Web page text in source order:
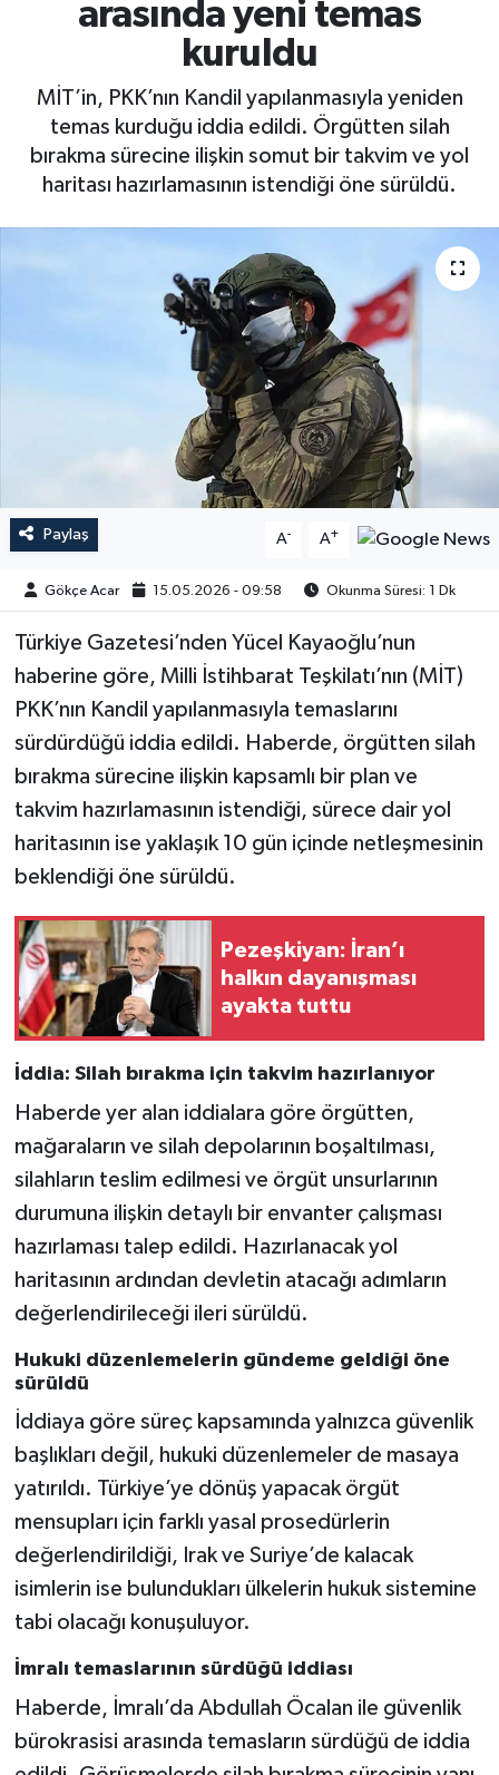
arasında yeni temas
kuruldu
MİT’in, PKK’nın Kandil yapılanmasıyla yeniden
temas kurduğu iddia edildi. Örgütten silah
bırakma sürecine ilişkin somut bir takvim ve yol
haritası hazırlamasının istendiği öne sürüldü.
Paylaş A- A+
Gökçe Acar 15.05.2026 - 09:58 Okunma Süresi: 1 Dk
Türkiye Gazetesi’nden Yücel Kayaoğlu’nun
haberine göre, Milli İstihbarat Teşkilatı’nın (MİT)
PKK’nın Kandil yapılanmasıyla temaslarını
sürdürdüğü iddia edildi. Haberde, örgütten silah
bırakma sürecine ilişkin kapsamlı bir plan ve
takvim hazırlamasının istendiği, sürece dair yol
haritasının ise yaklaşık 10 gün içinde netleşmesinin
beklendiği öne sürüldü.
Pezeşkiyan: İran’ı
halkın dayanışması
ayakta tuttu
İddia: Silah bırakma için takvim hazırlanıyor
Haberde yer alan iddialara göre örgütten,
mağaraların ve silah depolarının boşaltılması,
silahların teslim edilmesi ve örgüt unsurlarının
durumuna ilişkin detaylı bir envanter çalışması
hazırlaması talep edildi. Hazırlanacak yol
haritasının ardından devletin atacağı adımların
değerlendirileceği ileri sürüldü.
Hukuki düzenlemelerin gündeme geldiği öne
sürüldü
İddiaya göre süreç kapsamında yalnızca güvenlik
başlıkları değil, hukuki düzenlemeler de masaya
yatırıldı. Türkiye’ye dönüş yapacak örgüt
mensupları için farklı yasal prosedürlerin
değerlendirildiği, Irak ve Suriye’de kalacak
isimlerin ise bulundukları ülkelerin hukuk sistemine
tabi olacağı konuşuluyor.
İmralı temaslarının sürdüğü iddiası
Haberde, İmralı’da Abdullah Öcalan ile güvenlik
bürokrasisi arasında temasların sürdüğü de iddia